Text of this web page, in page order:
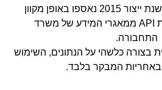
סוזוקי מדגם ALTO ומשנת ייצור 2015 נאספו באופן מקוון
באמצעות טכנולוגיות API ממאגרי המידע של משרד
התחבורה.
בצורה כלשהי על הנתונים, השימוש
באחריות המבקר בלבד.